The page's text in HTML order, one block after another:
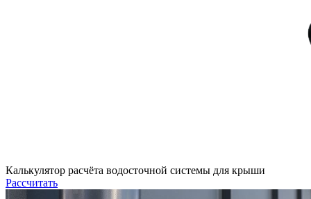
Калькулятор расчёта водосточной системы для крыши
Рассчитать